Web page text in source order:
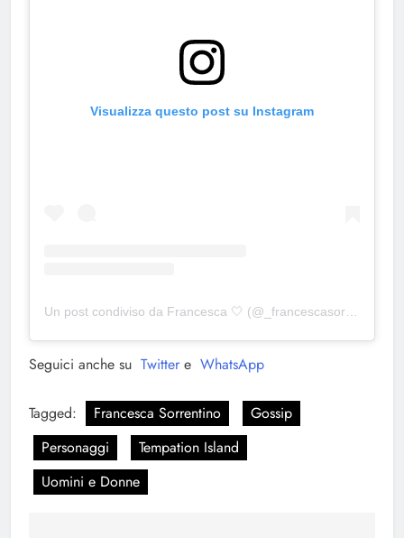
Visualizza questo post su Instagram
Seguici anche su Twitter e WhatsApp
Tagged: Francesca Sorrentino
Gossip
Personaggi
Tempation Island
Uomini e Donne